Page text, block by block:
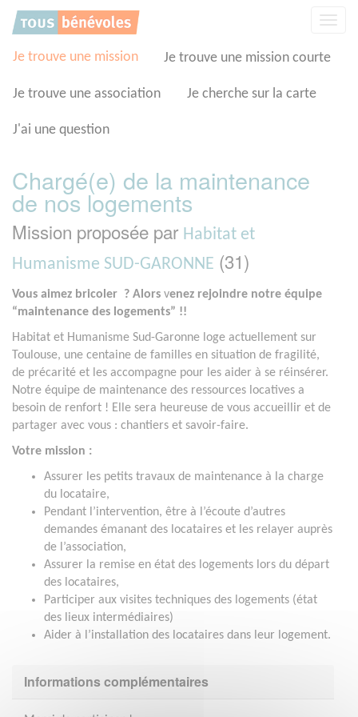
Je trouve une mission Je trouve une mission courte
Je trouve une association Je cherche sur la carte
J'ai une question
Chargé(e) de la maintenance
de nos logements
Mission proposée par Habitat et
Humanisme SUD-GARONNE (31)
Vous aimez bricoler ? Alors venez rejoindre notre équipe
“maintenance des logements” !!
Habitat et Humanisme Sud-Garonne loge actuellement sur
Toulouse, une centaine de familles en situation de fragilité,
de précarité et les accompagne pour les aider à se réinsérer.
Notre équipe de maintenance des ressources locatives a
besoin de renfort ! Elle sera heureuse de vous accueillir et de
partager avec vous : chantiers et savoir-faire.
Votre mission :
Assurer les petits travaux de maintenance à la charge
du locataire,
Pendant l’intervention, être à l’écoute d’autres
demandes émanant des locataires et les relayer auprès
de l’association,
Assurer la remise en état des logements lors du départ
des locataires,
Participer aux visites techniques des logements (état
des lieux intermédiaires)
Aider à l’installation des locataires dans leur logement.
Informations complémentaires
Panneau de gestion des cookies